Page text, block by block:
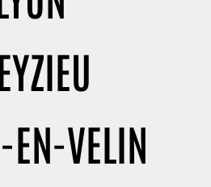
EN-VELIN